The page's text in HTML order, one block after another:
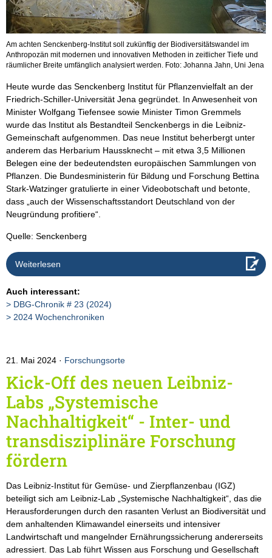
Am achten Senckenberg-Institut soll zukünftig der Biodiversitätswandel im
Anthropozän mit modernen und innovativen Methoden in zeitlicher Tiefe und
räumlicher Breite umfänglich analysiert werden. Foto: Johanna Jahn, Uni Jena
Heute wurde das Senckenberg Institut für Pflanzenvielfalt an der
Friedrich-Schiller-Universität Jena gegründet. In Anwesenheit von
Minister Wolfgang Tiefensee sowie Minister Timon Gremmels
wurde das Institut als Bestandteil Senckenbergs in die Leibniz-
Gemeinschaft aufgenommen. Das neue Institut beherbergt unter
anderem das Herbarium Haussknecht – mit etwa 3,5 Millionen
Belegen eine der bedeutendsten europäischen Sammlungen von
Pflanzen. Die Bundesministerin für Bildung und Forschung Bettina
Stark-Watzinger gratulierte in einer Videobotschaft und betonte,
dass „auch der Wissenschaftsstandort Deutschland von der
Neugründung profitiere“.
Quelle: Senckenberg
Weiterlesen
Auch interessant:
DBG-Chronik # 23 (2024)
2024 Wochenchroniken
21. Mai 2024 Forschungsorte
Kick-Off des neuen Leibniz-
Labs „Systemische
Nachhaltigkeit“ - Inter- und
transdisziplinäre Forschung
fördern
Das Leibniz-Institut für Gemüse- und Zierpflanzenbau (IGZ)
beteiligt sich am Leibniz-Lab „Systemische Nachhaltigkeit“, das die
Herausforderungen durch den rasanten Verlust an Biodiversität und
dem anhaltenden Klimawandel einerseits und intensiver
Landwirtschaft und mangelnder Ernährungssicherung andererseits
adressiert. Das Lab führt Wissen aus Forschung und Gesellschaft